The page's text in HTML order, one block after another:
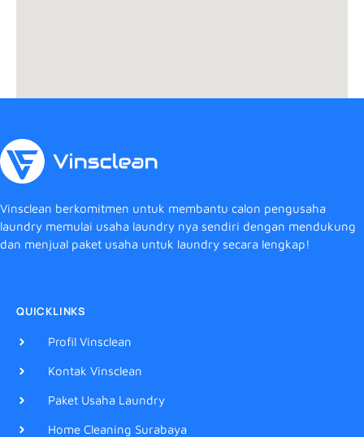
Vinsclean berkomitmen untuk membantu calon pengusaha
laundry memulai usaha laundry nya sendiri dengan mendukung
dan menjual paket usaha untuk laundry secara lengkap!
QUICKLINKS
Profil Vinsclean
Kontak Vinsclean
Paket Usaha Laundry
Home Cleaning Surabaya